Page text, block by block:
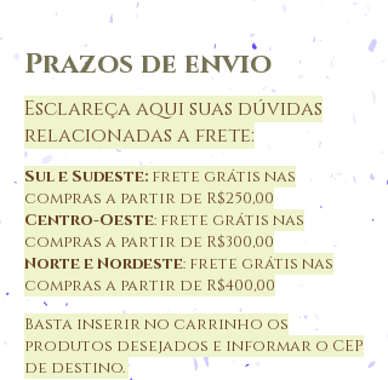
Prazos de envio
Esclareça aqui suas dúvidas
relacionadas a frete:
Sul e Sudeste: frete grátis nas
compras a partir de R$250,00
Centro-Oeste: frete grátis nas
compras a partir de R$300,00
Norte e Nordeste: frete grátis nas
compras a partir de R$400,00
Basta inserir no carrinho os
produtos desejados e informar o CEP
de destino.